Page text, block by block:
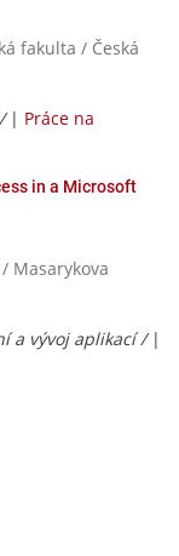
fakulta / Česká
| Práce na
in a Microsoft
Masarykova
a vývoj aplikací / |